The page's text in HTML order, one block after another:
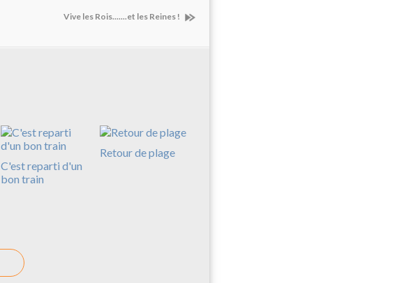
Vive les Rois.......et les Reines !
C'est reparti d'un
bon train
Retour de plage